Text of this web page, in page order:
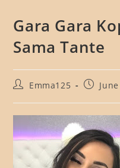
Gara Gara
Sama Tante
PostEmma125
Post